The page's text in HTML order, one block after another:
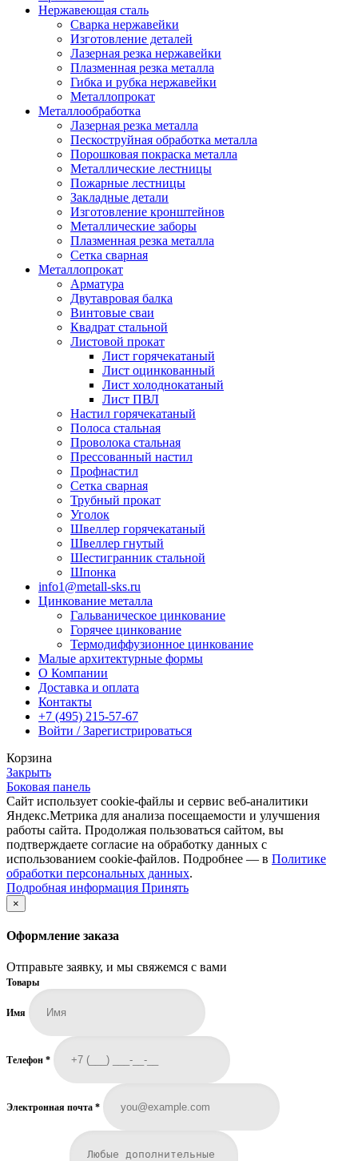
Нержавеющая сталь
Сварка нержавейки
Изготовление деталей
Лазерная резка нержавейки
Плазменная резка металла
Гибка и рубка нержавейки
Металлопрокат
Металлообработка
Лазерная резка металла
Пескоструйная обработка металла
Порошковая покраска металла
Металлические лестницы
Пожарные лестницы
Закладные детали
Изготовление кронштейнов
Металлические заборы
Плазменная резка металла
Сетка сварная
Металлопрокат
Арматура
Двутавровая балка
Винтовые сваи
Квадрат стальной
Листовой прокат
Лист горячекатаный
Лист оцинкованный
Лист холоднокатаный
Лист ПВЛ
Настил горячекатаный
Полоса стальная
Проволока стальная
Прессованный настил
Профнастил
Сетка сварная
Трубный прокат
Уголок
Швеллер горячекатаный
Швеллер гнутый
Шестигранник стальной
Шпонка
info1@metall-sks.ru
Цинкование металла
Гальваническое цинкование
Горячее цинкование
Термодиффузионное цинкование
Малые архитектурные формы
О Компании
Доставка и оплата
Контакты
+7 (495) 215-57-67
Войти / Зарегистрироваться
Корзина
Закрыть
Боковая панель
Сайт использует cookie-файлы и сервис веб-аналитики
Яндекс.Метрика для анализа посещаемости и улучшения
работы сайта. Продолжая пользоваться сайтом, вы
подтверждаете согласие на обработку данных с
использованием cookie-файлов. Подробнее — в Политике
обработки персональных данных.
Подробная информация Подробная
Принять
×
Оформление заказа
Отправьте заявку, и мы свяжемся с вами
Товары
Имя
Телефон *
Электронная почта *